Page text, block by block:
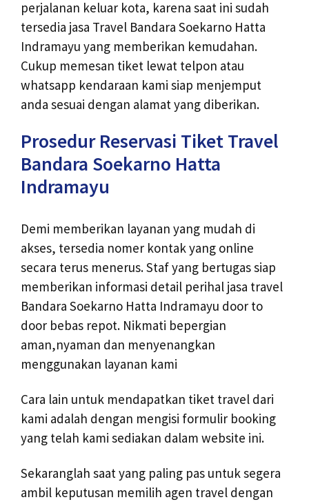
perjalanan keluar kota, karena saat ini sudah
tersedia jasa Travel Bandara Soekarno Hatta
Indramayu yang memberikan kemudahan.
Cukup memesan tiket lewat telpon atau
whatsapp kendaraan kami siap menjemput
anda sesuai dengan alamat yang diberikan.
Prosedur Reservasi Tiket Travel
Bandara Soekarno Hatta
Indramayu
Demi memberikan layanan yang mudah di
akses, tersedia nomer kontak yang online
secara terus menerus. Staf yang bertugas siap
memberikan informasi detail perihal jasa travel
Bandara Soekarno Hatta Indramayu door to
door bebas repot. Nikmati bepergian
aman,nyaman dan menyenangkan
menggunakan layanan kami
Cara lain untuk mendapatkan tiket travel dari
kami adalah dengan mengisi formulir booking
yang telah kami sediakan dalam website ini.
Sekaranglah saat yang paling pas untuk segera
ambil keputusan memilih agen travel dengan